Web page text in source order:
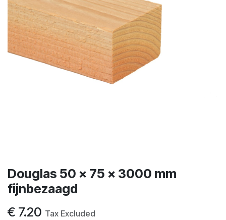
Douglas 50 x 75 x 3000 mm
fijnbezaagd
€ 7.20 Tax Excluded